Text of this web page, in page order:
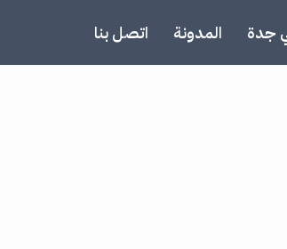
جدة المدونة اتصل بنا